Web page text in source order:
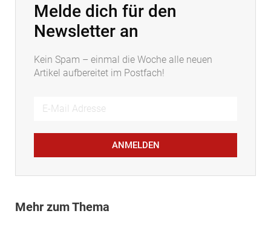
Melde dich für den
Newsletter an
Kein Spam – einmal die Woche alle neuen
Artikel aufbereitet im Postfach!
ANMELDEN
Mehr zum Thema